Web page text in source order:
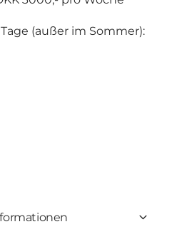
(außer im Sommer):